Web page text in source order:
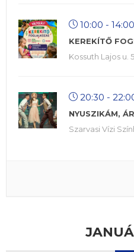
10:00 - 14:00
KEREKÍTŐ
Kossuth Lajos u.
20:30 -
NYUSZIKÁM,
Szarvasi Vízi